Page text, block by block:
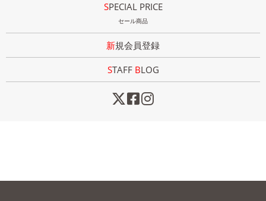
SPECIAL PRICE
セール商品
新規会員登録
STAFF BLOG